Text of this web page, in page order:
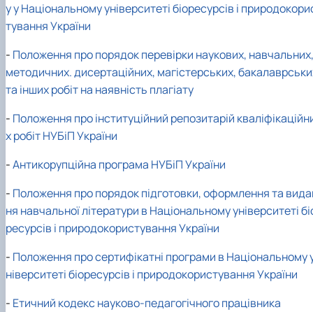
у у Національному університеті біоресурсів і
тування України
- Положення про порядок перевірки наукових, навчальних,
методичних. дисертаційних, магістерських,
та інших робіт на наявність плагіату
- Положення про інституційний репозитарій
х робіт НУБіП України
-Антикорупційна програма НУБіП України
- Положення про порядок підготовки, оформлення та
ня навчальної літератури в Національному університеті
ресурсів і природокористування України
- Положення про сертифікатні програми в Національному
ніверситеті біоресурсів і природокористування України
- Етичний кодекс науково-педагогічного працівника